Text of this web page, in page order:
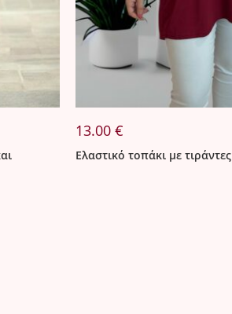
13.00€
Ελαστικό τοπάκι με τιράντες